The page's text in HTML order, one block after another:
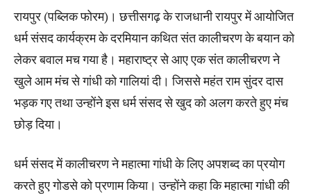
रायपुर (पब्लिक फोरम)। छत्तीसगढ़ के राजधानी रायपुर में आयोजित
धर्म संसद कार्यक्रम के दरमियान कथित संत कालीचरण के बयान को
लेकर बवाल मच गया है। महाराष्ट्र से आए एक संत कालीचरण ने
खुले आम मंच से गांधी को गालियां दी। जिससे महंत राम सुंदर दास
भड़क गए तथा उन्होंने इस धर्म संसद से खुद को अलग करते हुए मंच
छोड़ दिया।
धर्म संसद में कालीचरण ने महात्मा गांधी के लिए अपशब्द का प्रयोग
करते हुए गोडसे को प्रणाम किया। उन्होंने कहा कि महात्मा गांधी की